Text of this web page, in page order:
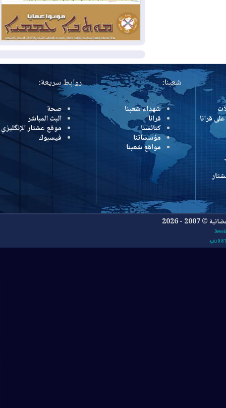
2026-08-01
النفط: اتفاقية ثلاثية لاستئناف
التصدير عبر جيهان بطاقة 750 ألف برميل
يومياً
المزيد
شعبنا:
شهداء شعبنا
قرانا
كنائسنا
مؤسساتنا
مواقع شعبنا
روابط سريعة:
صحة
البث المباشر
موقع عشتار الإنگليزي
فيسبوك
2026